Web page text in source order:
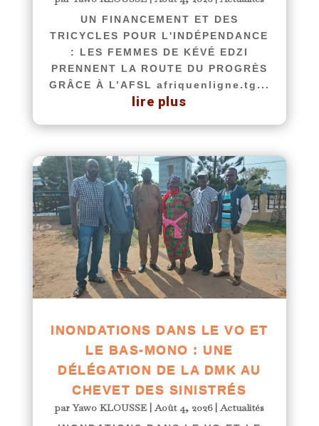
UN FINANCEMENT ET DES
TRICYCLES POUR L'INDÉPENDANCE
: LES FEMMES DE KÉVÉ EDZI
PRENNENT LA ROUTE DU PROGRÈS
GRÂCE À L’AFSL afriquenligne.tg...
lire plus
INONDATIONS DANS LE VO ET
LE BAS-MONO : UNE
DÉLÉGATION DE LA DMK AU
CHEVET DES SINISTRÉS
parYawo KLOUSSE |Août 4, 2026|Actualités